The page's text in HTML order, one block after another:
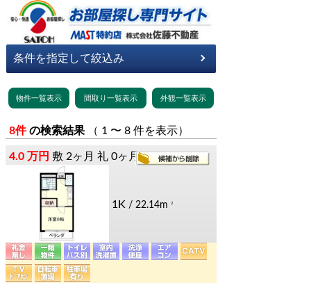
8件 の検索結果 （ 1 〜 8 件を表示）
4.0 万円 敷 2ヶ月 礼 0ヶ月
1K / 22.14m 2